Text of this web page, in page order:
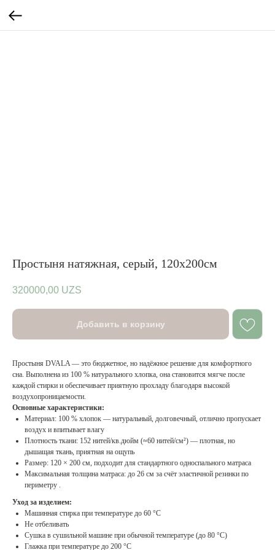
Простыня натяжная, серый, 120x200см
320000,00 UZS
Добавить в корзину
Простыня DVALA — это бюджетное, но надёжное решение для комфортного
сна. Выполнена из 100 % натурального хлопка, она становится мягче после
каждой стирки и обеспечивает приятную прохладу благодаря высокой
воздухопроницаемости.
Основные характеристики:
Материал: 100 % хлопок — натуральный, долговечный, отлично пропускает
воздух и впитывает влагу
Плотность ткани: 152 нитей/кв.дюйм (≈60 нитей/см²) — плотная, но
дышащая ткань, приятная на ощупь
Размер: 120 × 200 см, подходит для стандартного односпального матраса
Максимальная толщина матраса: до 26 см за счёт эластичной резинки по
периметру .
Уход за изделием:
Машинная стирка при температуре до 60 °C
Не отбеливать
Сушка в сушильной машине при обычной температуре (до 80 °C)
Глажка при температуре до 200 °C